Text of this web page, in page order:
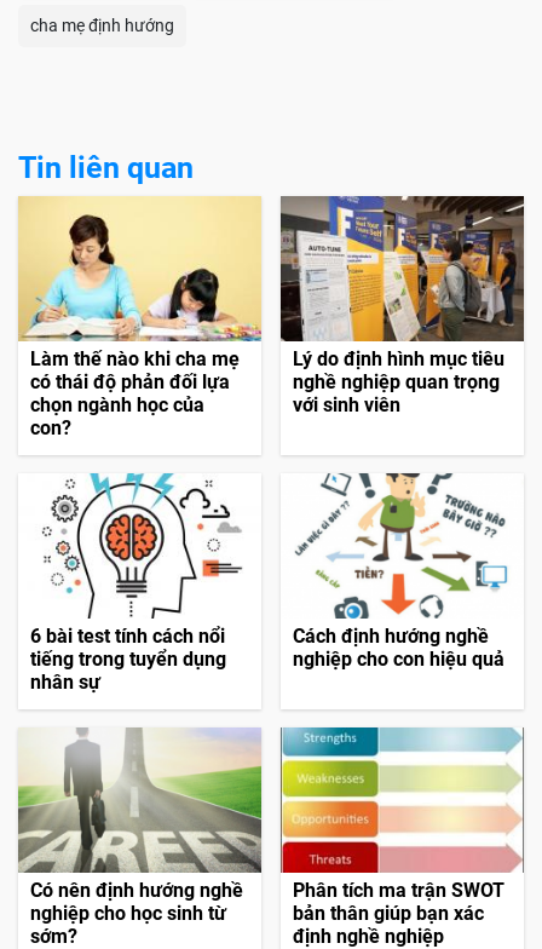
cha mẹ định hướng
Tin liên quan
Làm thế nào khi cha mẹ
có thái độ phản đối lựa
chọn ngành học của
con?
Lý do định hình mục tiêu
nghề nghiệp quan trọng
với sinh viên
6 bài test tính cách nổi
tiếng trong tuyển dụng
nhân sự
Cách định hướng nghề
nghiệp cho con hiệu quả
Có nên định hướng nghề
nghiệp cho học sinh từ
sớm?
Phân tích ma trận SWOT
bản thân giúp bạn xác
định nghề nghiệp